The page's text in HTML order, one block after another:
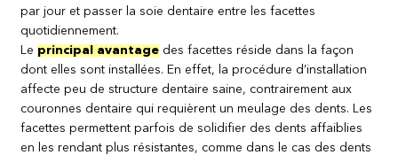
par jour et passer la soie dentaire entre les facettes
quotidiennement.
Le principal avantage des facettes réside dans la façon
dont elles sont installées. En effet, la procédure d’installation
affecte peu de structure dentaire saine, contrairement aux
couronnes dentaire qui requièrent un meulage des dents. Les
facettes permettent parfois de solidifier des dents affaiblies
en les rendant plus résistantes, comme dans le cas des dents